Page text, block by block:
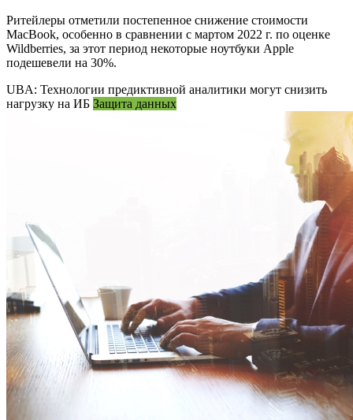
Ритейлеры отметили постепенное снижение стоимости
MacBook, особенно в сравнении с мартом 2022 г. по оценке
Wildberries, за этот период некоторые ноутбуки Apple
подешевели на 30%.
UBA: Технологии предиктивной аналитики могут снизить
нагрузку на ИБ Защита данных